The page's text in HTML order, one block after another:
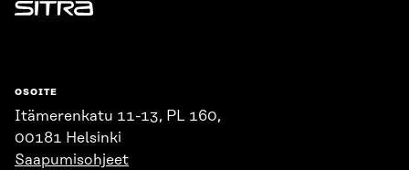
Sitra
OSOITE
Itämerenkatu 11-13, PL 160,
00181 Helsinki
Saapumisohjeet